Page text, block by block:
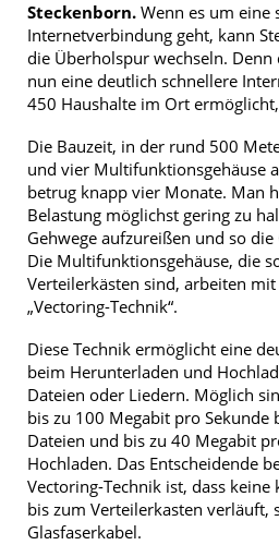
Steckenborn. Wenn es um eine
Internetverbindung geht, kann
die Überholspur wechseln. Denn
nun eine deutlich schnellere
450 Haushalte im Ort
Die Bauzeit, in der rund 500
und vier Multifunktionsgehäuse
betrug knapp vier Monate. Man
Belastung möglichst gering zu
Gehwege aufzureißen und so
Die Multifunktionsgehäuse, die
Verteilerkästen sind, arbeiten
„Vectoring-Technik“.
Diese Technik ermöglicht eine
beim Herunterladen und
Dateien oder Liedern. Möglich
bis zu 100 Megabit pro
Dateien und bis zu 40 Megabit
Hochladen. Das Entscheidende
Vectoring-Technik ist, dass
bis zum Verteilerkasten verläuft,
Glasfaserkabel.